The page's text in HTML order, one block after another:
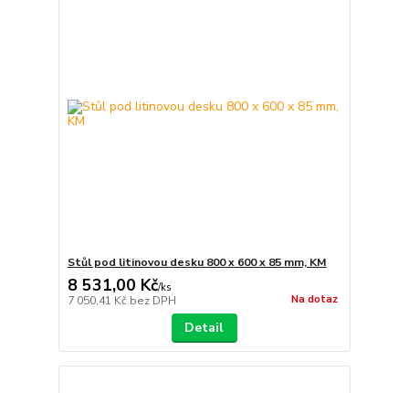
Stůl pod litinovou desku 800 x 600 x 85 mm, KM
8 531,00 Kč/ks
7 050,41 Kč bez DPH Na dotaz
Detail